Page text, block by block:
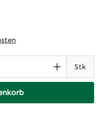
gewünschtenStk